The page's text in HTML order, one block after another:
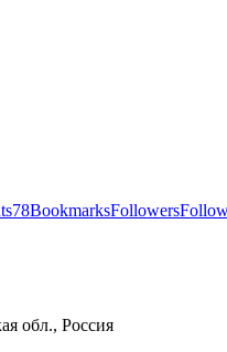
78BookmarksFollowers
обл., Россия